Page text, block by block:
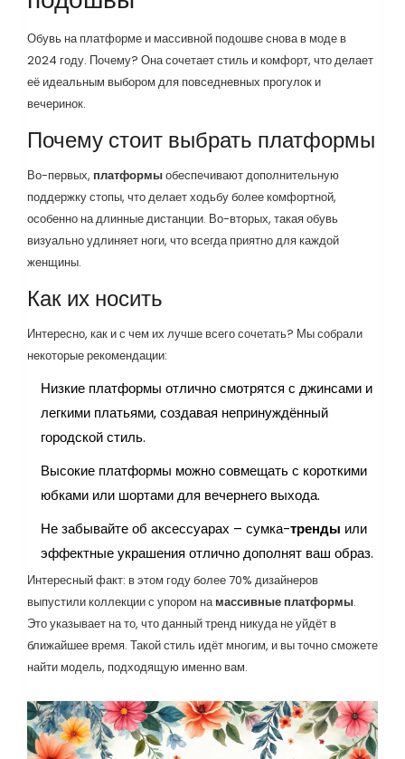
Обувь на платформе и массивной подошве снова в моде в
2024 году. Почему? Она сочетает стиль и комфорт, что делает
её идеальным выбором для повседневных прогулок и
вечеринок.
Почему стоит выбрать платформы
Во-первых, платформыобеспечивают дополнительную
поддержку стопы, что делает ходьбу более комфортной,
особенно на длинные дистанции. Во-вторых, такая обувь
визуально удлиняет ноги, что всегда приятно для каждой
женщины.
Как их носить
Интересно, как и с чем их лучше всего сочетать? Мы собрали
некоторые рекомендации:
Низкие платформы отлично смотрятся с джинсами и
легкими платьями, создавая непринуждённый
городской стиль.
Высокие платформы можно совмещать с короткими
юбками или шортами для вечернего выхода.
Не забывайте об аксессуарах – сумка-тренды или
эффектные украшения отлично дополнят ваш образ.
Интересный факт: в этом году более 70% дизайнеров
выпустили коллекции с упором намассивные платформы.
Это указывает на то, что данный тренд никуда не уйдёт в
ближайшее время. Такой стиль идёт многим, и вы точно сможете
найти модель, подходящую именно вам.